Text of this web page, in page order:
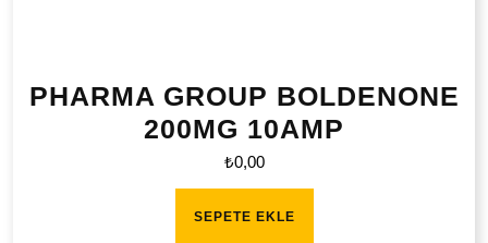
PHARMA GROUP BOLDENONE
200MG 10AMP
₺0,00
SEPETE EKLE